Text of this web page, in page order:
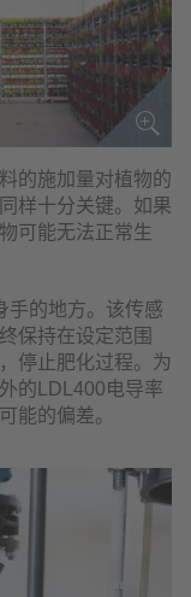
的施加量对植物的
样十分关键。如果
可能无法正常生
手的地方。该传感
保持在设定范围
停止肥化过程。为
的LDL400电导率
能的偏差。